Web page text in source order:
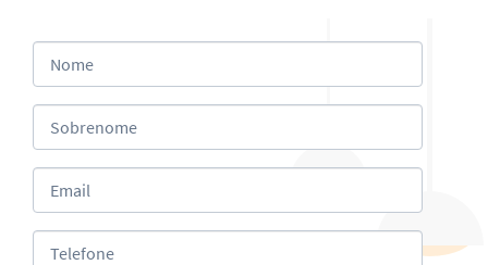
Nome
Sobrenome
Email
Telefone